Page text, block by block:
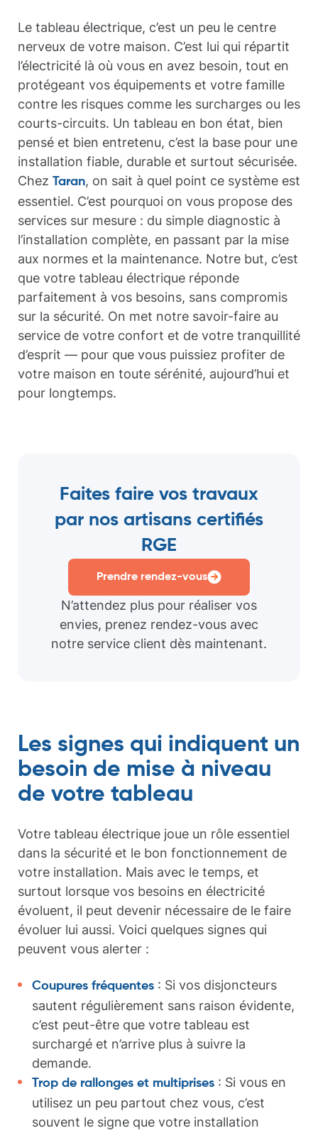
Le tableau électrique, c’est un peu le centre
nerveux de votre maison. C’est lui qui répartit
l’électricité là où vous en avez besoin, tout en
protégeant vos équipements et votre famille
contre les risques comme les surcharges ou les
courts-circuits. Un tableau en bon état, bien
pensé et bien entretenu, c’est la base pour une
installation fiable, durable et surtout sécurisée.
Chez Taran, on sait à quel point ce système est
essentiel. C’est pourquoi on vous propose des
services sur mesure : du simple diagnostic à
l’installation complète, en passant par la mise
aux normes et la maintenance. Notre but, c’est
que votre tableau électrique réponde
parfaitement à vos besoins, sans compromis
sur la sécurité. On met notre savoir-faire au
service de votre confort et de votre tranquillité
d’esprit — pour que vous puissiez profiter de
votre maison en toute sérénité, aujourd’hui et
pour longtemps.
Faites faire vos travaux
par nos artisans certifiés
RGE
Prendre rendez-vous
N’attendez plus pour réaliser vos
envies, prenez rendez-vous avec
notre service client dès maintenant.
Les signes qui indiquent un
besoin de mise à niveau
de votre tableau
Votre tableau électrique joue un rôle essentiel
dans la sécurité et le bon fonctionnement de
votre installation. Mais avec le temps, et
surtout lorsque vos besoins en électricité
évoluent, il peut devenir nécessaire de le faire
évoluer lui aussi. Voici quelques signes qui
peuvent vous alerter :
Coupures fréquentes : Si vos disjoncteurs
sautent régulièrement sans raison évidente,
c’est peut-être que votre tableau est
surchargé et n’arrive plus à suivre la
demande.
Trop de rallonges et multiprises : Si vous en
utilisez un peu partout chez vous, c’est
souvent le signe que votre installation